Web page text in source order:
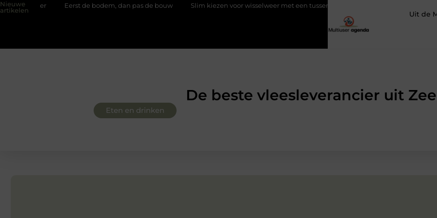
Nieuwe
artikelen
Eerst de bodem, dan pas de bouw Slim kiezen voor wisselweer met een tussenjas Veilige aarding in oudere woningen
Uit de
De beste vleesleverancier uit
Eten en drinken